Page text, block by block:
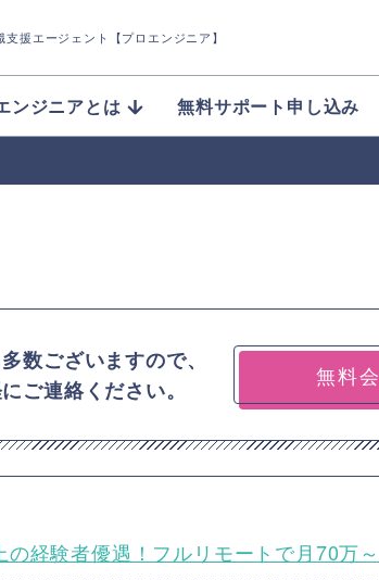
支援エージェント【プロエンジニア】
ンジニアとは 無料サポート申し込み
数ございますので、
ご連絡ください。
無料
経験者優遇！フルリモートで月70万～